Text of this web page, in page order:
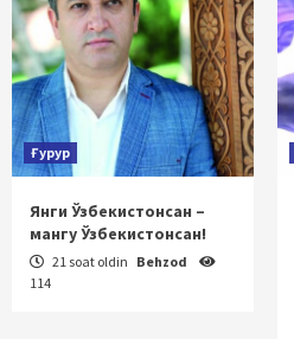
Ғурур
Янги Ўзбекистонсан –
мангу Ўзбекистонсан!
21 soat oldin Behzod
114